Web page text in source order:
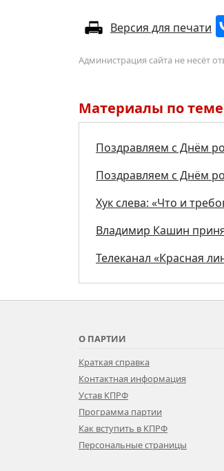
Версия для печати
Администрация сайта не несёт
Материалы по теме
Поздравляем с Днём
Поздравляем с Днём
Хук слева: «Что и
Владимир Кашин
Телеканал «Красная
О ПАРТИИ
Краткая справка
Контактная информация
Устав КПРФ
Программа партии
Как вступить в КПРФ
Персональные страницы